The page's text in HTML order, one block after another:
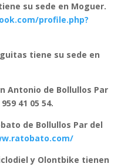
su sede en Moguer.
profile.php?
tiene su sede en
Antonio de Bollullos Par
41 05 54.
de Bollullos Par del
y Olontbike tienen